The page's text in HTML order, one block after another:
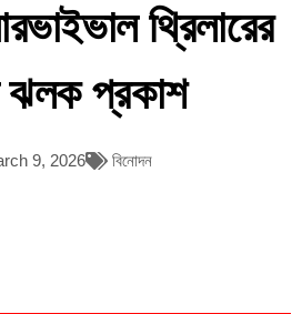
থ্রিলারের
ঝলক প্রকাশ
9, 2026 বিনোদন